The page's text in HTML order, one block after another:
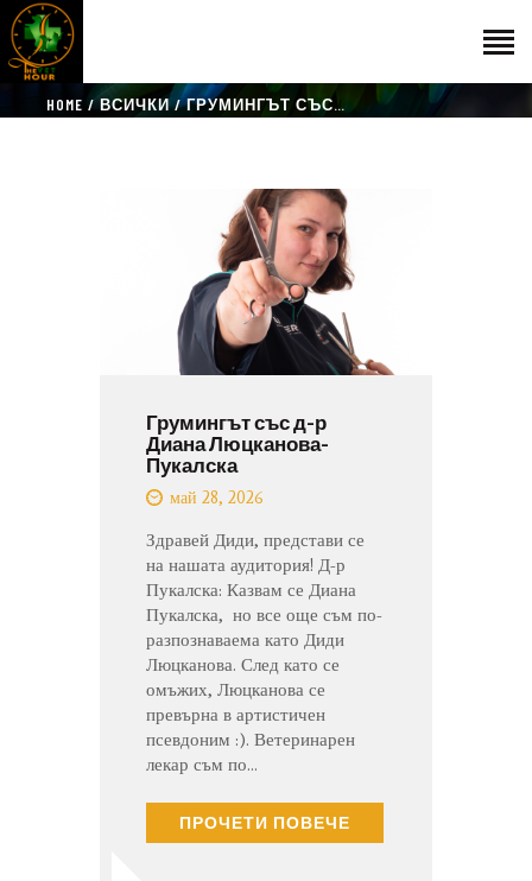
HOME ВСИЧКИ ГРУМИНГЪТ СЪС…
THE VET HOUR
КОНТАКТ
Грумингът със д-р
Диана Люцканова-
Пукалска
май 28, 2026
Здравей Диди, представи се
на нашата аудитория! Д-р
Пукалска: Казвам се Диана
Пукалска, но все още съм по-
разпознаваема като Диди
Люцканова. След като се
омъжих, Люцканова се
превърна в артистичен
псевдоним :). Ветеринарен
лекар съм по…
ПРОЧЕТИ ПОВЕЧЕ